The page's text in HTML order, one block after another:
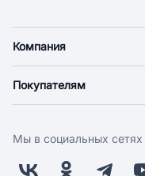
Компания
Новости
Поставщикам
Покупателям
Оплата
Бонусная программа
Мы в социальных сетях